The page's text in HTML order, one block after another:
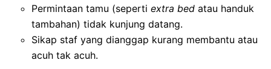
Permintaan tamu (seperti extra bed atau handuk
tambahan) tidak kunjung datang.
Sikap staf yang dianggap kurang membantu atau
acuh tak acuh.